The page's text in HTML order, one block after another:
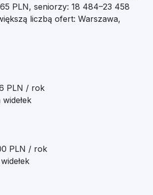
PLN, seniorzy: 18 484–23 458
liczbą ofert: Warszawa,
PLN / rok
PLN / rok